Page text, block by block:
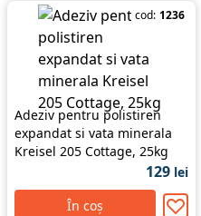
cod: 1236
Adeziv pentru polistiren
expandat si vata minerala
Kreisel 205 Cottage, 25kg
129 lei
În coș